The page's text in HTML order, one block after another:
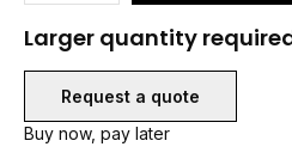
Larger quantity
Request a quote
Buy now, pay later